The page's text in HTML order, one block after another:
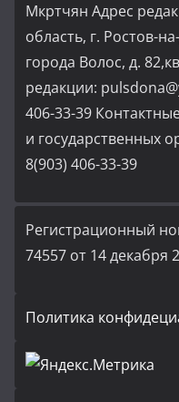
Мкртчян Адрес
область, г. Ростов-
города Волос, д.
редакции:
406-33-39
и государственных
8(903) 406-33-39
Регистрационный
74557 от 14 декабря
Политика